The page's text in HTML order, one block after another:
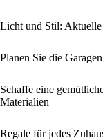
Licht und Stil: Aktuelle
Planen Sie die
Schaffe eine
Materialien
Regale für jedes